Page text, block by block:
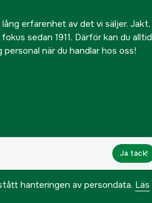
erfarenhet av det vi säljer. Jakt,
sedan 1911. Därför kan du alltid
när du handlar hos oss!
Ja tack!
hanteringen av persondata. Läs